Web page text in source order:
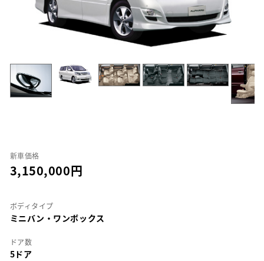
新車価格
3,150,000
ボディタイプ
ミニバン・ワンボックス
ドア数
5ドア